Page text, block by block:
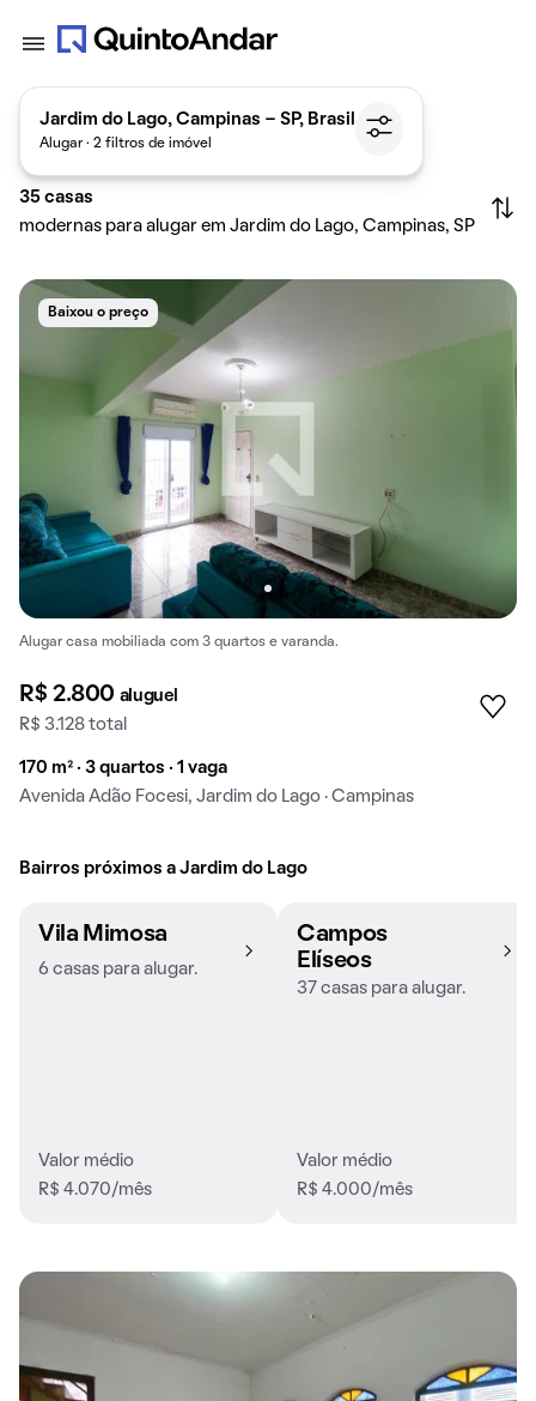
Jardim do Lago, Campinas - SP, Brasil
Alugar · 2 filtros de imóvel
35 casas
modernas para alugar em Jardim do Lago, Campinas, SP
Baixou o preço
Alugar casa mobiliada com 3 quartos e varanda.
R$ 2.800 aluguel
R$ 3.128 total
170 m² · 3 quartos · 1 vaga
Avenida Adão Focesi, Jardim do Lago · Campinas
Bairros próximos a Jardim do Lago
Vila Mimosa
6 casas para alugar.
Valor médio
R$ 4.070/mês
Campos
Elíseos
37 casas para alugar.
Valor médio
R$ 4.000/mês